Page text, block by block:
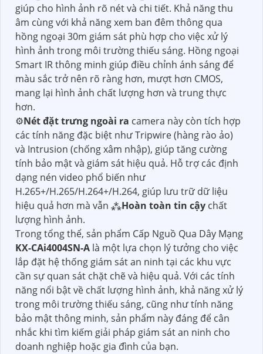
giúp cho hình ảnh rõ nét và chi tiết. Khả năng thu
âm cùng với khả năng xem ban đêm thông qua
hồng ngoại 30m giám sát phù hợp cho việc xử lý
hình ảnh trong môi trường thiếu sáng. Hồng ngoại
Smart IR thông minh giúp điều chỉnh ánh sáng để
màu sắc trở nên rõ ràng hơn, mượt hơn CMOS,
mang lại hình ảnh chất lượng hơn và trung thực
hơn.
⚙Nét đặt trưng ngoài ra camera này còn tích hợp
các tính năng đặc biệt như Tripwire (hàng rào ảo)
và Intrusion (chống xâm nhập), giúp tăng cường
tính bảo mật và giám sát hiệu quả. Hỗ trợ các định
dạng nén video phổ biến như
H.265+/H.265/H.264+/H.264, giúp lưu trữ dữ liệu
hiệu quả hơn mà vẫn ⁂Hoàn toàn tin cậy chất
lượng hình ảnh.
Trong tổng thể, sản phẩm Cấp Nguồ Qua Dây Mạng
KX-CAi4004SN-A là một lựa chọn lý tưởng cho việc
lắp đặt hệ thống giám sát an ninh tại các khu vực
cần sự quan sát chặt chẽ và hiệu quả. Với các tính
năng nổi bật về chất lượng hình ảnh, khả năng xử lý
trong môi trường thiếu sáng, cũng như tính năng
bảo mật thông minh, sản phẩm này đáng để cân
nhắc khi tìm kiếm giải pháp giám sát an ninh cho
doanh nghiệp hoặc gia đình của bạn.